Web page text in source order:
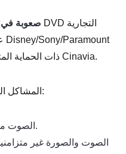
يواجه برنامج VLC صعوبة في
ذات الحماية المتقدمة، والأقراص المحمية بواسطة Cinavia.
المشاكل الشائعة التي يبلغ عنها المستخدمون:
الصوت مفقود تماماً من الملف المنسوخ.
الصوت والصورة غير